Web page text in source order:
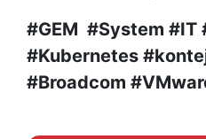
#GEM #System #IT
#Kubernetes
#Broadcom